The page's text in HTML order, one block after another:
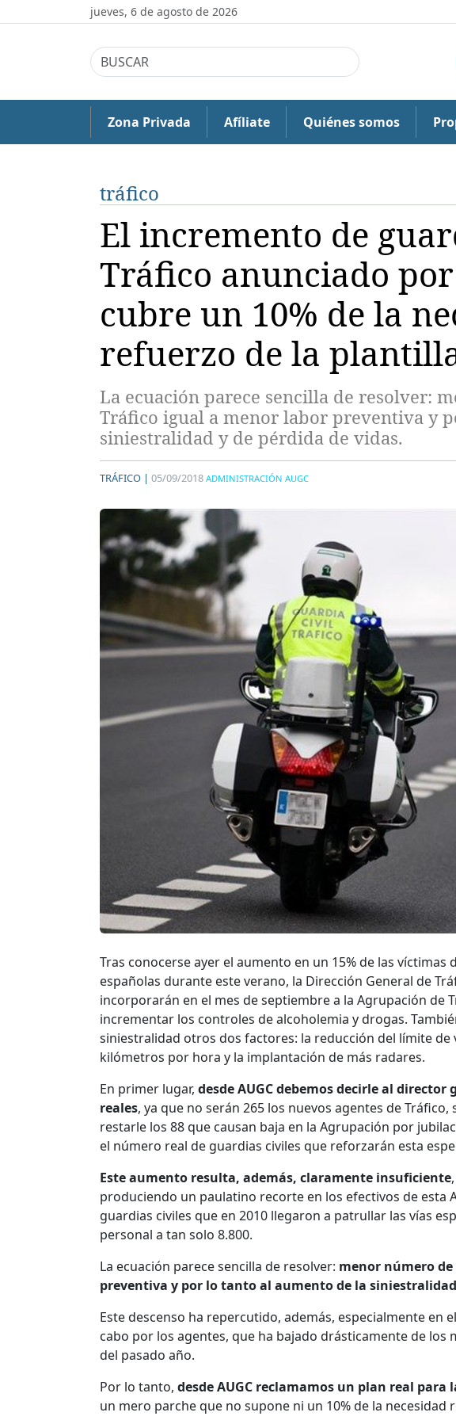
jueves, 6 de agosto de 2026
Zona Privada Afíliate Quiénes somos
tráfico
El incremento de
Tráfico anunciado por
cubre un 10% de la
refuerzo de la
La ecuación parece sencilla de resolver:
Tráfico igual a menor labor preventiva y
siniestralidad y de pérdida de vidas.
TRÁFICO | 05/09/2018 ADMINISTRACIÓN AUGC
Tras conocerse ayer el aumento en un 15% de las
españolas durante este verano, la Dirección General de
incorporarán en el mes de septiembre a la Agrupación de
incrementar los controles de alcoholemia y drogas.
siniestralidad otros dos factores: la reducción del límite de
kilómetros por hora y la implantación de más radares.
En primer lugar, desde AUGC debemos decirle al
reales, ya que no serán 265 los nuevos agentes de
restarle los 88 que causan baja en la Agrupación por
el número real de guardias civiles que reforzarán esta
Este aumento resulta, además, claramente insuficiente
produciendo un paulatino recorte en los efectivos de esta
guardias civiles que en 2010 llegaron a patrullar las vías
personal a tan solo 8.800.
La ecuación parece sencilla de resolver: menor número
preventiva y por lo tanto al aumento de la
Este descenso ha repercutido, además, especialmente en
cabo por los agentes, que ha bajado drásticamente de los
del pasado año.
Por lo tanto, desde AUGC reclamamos un plan real
un mero parche que no supone ni un 10% de la